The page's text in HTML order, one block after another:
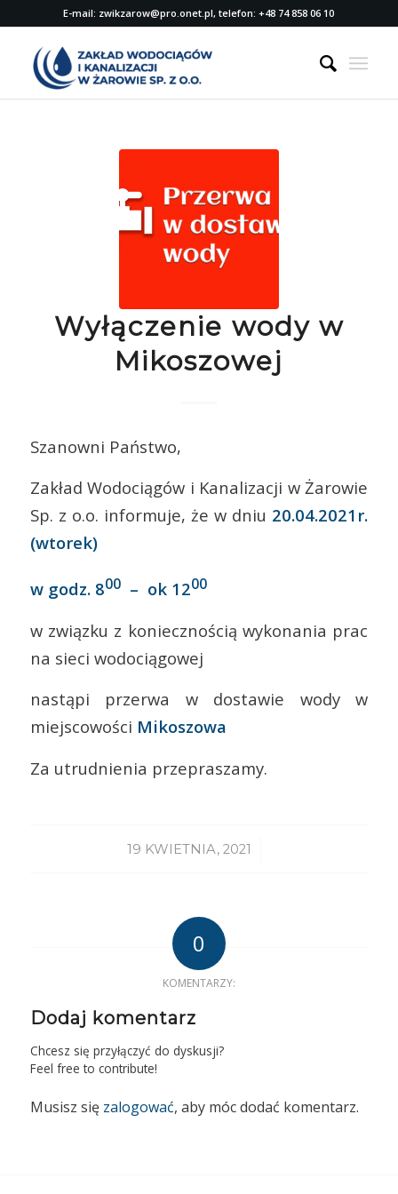
E-mail: zwikzarow@pro.onet.pl, telefon: +48 74 858 06 10
Wyłączenie wody w
Mikoszowej
Szanowni Państwo,
Zakład Wodociągów i Kanalizacji w Żarowie
Sp. z o.o. informuje, że w dniu 20.04.2021r.
(wtorek)
w godz. 800– ok 1200
w związku z koniecznością wykonania prac
na sieci wodociągowej
nastąpi przerwa w dostawie wody w
miejscowości Mikoszowa
Za utrudnienia przepraszamy.
19 KWIETNIA, 2021
/
0
KOMENTARZY:
Dodaj komentarz
Chcesz się przyłączyć do dyskusji?
Feel free to contribute!
Musisz się zalogować, aby móc dodać komentarz.